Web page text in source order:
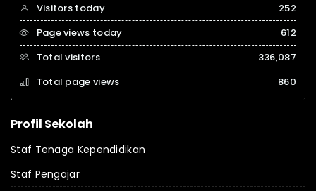
Visitors today
252
Page views today
612
Total visitors
336,087
Total page views
860
Profil Sekolah
Staf Tenaga Kependidikan
Staf Pengajar